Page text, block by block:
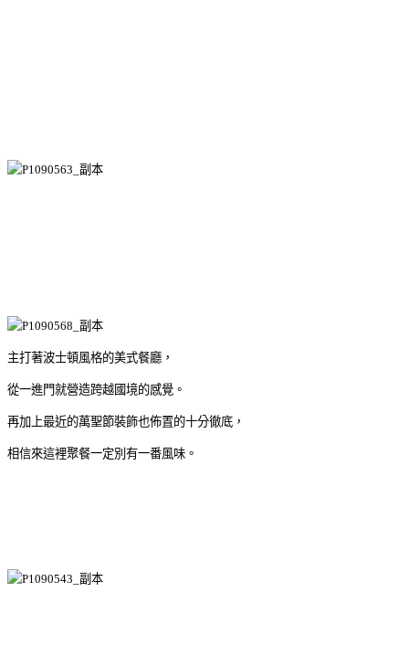
主打著波士頓風格的美式餐廳，
從一進門就營造跨越國境的感覺。
再加上最近的萬聖節裝飾也佈置的十分徹底，
相信來這裡聚餐一定別有一番風味。